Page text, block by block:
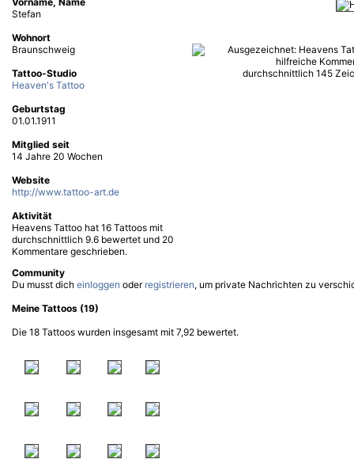
Stefan
Wohnort
Braunschweig
Tattoo-Studio
Heaven's Tattoo
Geburtstag
01.01.1911
Mitglied seit
14 Jahre 20 Wochen
Website
http://www.tattoo-art.de
Aktivität
Heavens Tattoo hat 16 Tattoos mit
durchschnittlich 9.6 bewertet und 20
Kommentare geschrieben.
Community
Du musst dich einloggen oder registrieren, um private Nachrichten zu
Meine Tattoos (19)
Die 18 Tattoos wurden insgesamt mit 7,92 bewertet.